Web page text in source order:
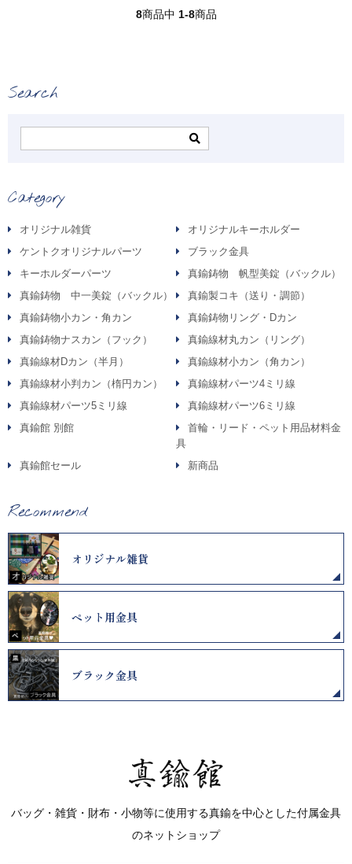
8商品中 1-8商品
Search
Category
オリジナル雑貨
オリジナルキーホルダー
ケントクオリジナルパーツ
ブラック金具
キーホルダーパーツ
真鍮鋳物 帆型美錠（バックル）
真鍮鋳物 中一美錠（バックル）
真鍮製コキ（送り・調節）
真鍮鋳物小カン・角カン
真鍮鋳物リング・Dカン
真鍮鋳物ナスカン（フック）
真鍮線材丸カン（リング）
真鍮線材Dカン（半月）
真鍮線材小カン（角カン）
真鍮線材小判カン（楕円カン）
真鍮線材パーツ4ミリ線
真鍮線材パーツ5ミリ線
真鍮線材パーツ6ミリ線
真鍮館 別館
首輪・リード・ペット用品材料金
具
真鍮館セール
新商品
Recommend
オリジナル雑貨
ペット用金具
ブラック金具
バッグ・雑貨・財布・小物等に使用する真鍮を中心とした付属金具
のネットショップ